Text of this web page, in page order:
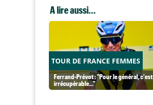
A lire aussi...
TOUR DE FRANCE FEMMES
Ferrand-Prévot : "Pour le général, c'est
irrécupérable..."